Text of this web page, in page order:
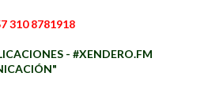
310 8781918
- #XENDERO.FM